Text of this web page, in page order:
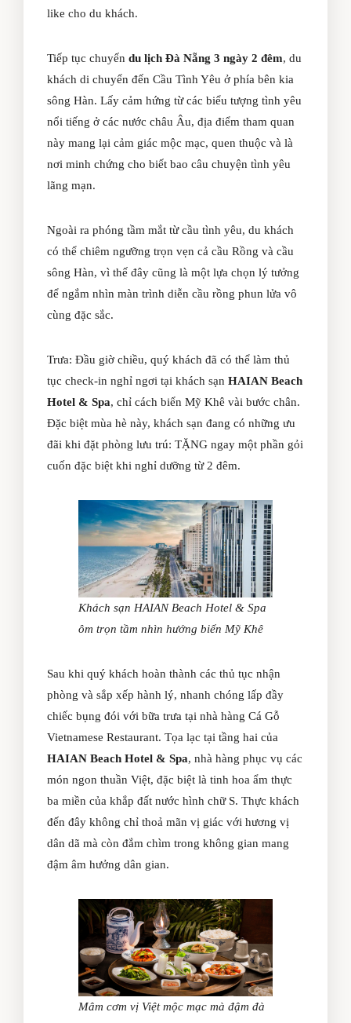
like cho du khách.
Tiếp tục chuyến du lịch Đà Nẵng 3 ngày 2 đêm, du
khách di chuyển đến Cầu Tình Yêu ở phía bên kia
sông Hàn. Lấy cảm hứng từ các biểu tượng tình yêu
nổi tiếng ở các nước châu Âu, địa điểm tham quan
này mang lại cảm giác mộc mạc, quen thuộc và là
nơi minh chứng cho biết bao câu chuyện tình yêu
lãng mạn.
Ngoài ra phóng tầm mắt từ cầu tình yêu, du khách
có thể chiêm ngưỡng trọn vẹn cả cầu Rồng và cầu
sông Hàn, vì thế đây cũng là một lựa chọn lý tưởng
để ngắm nhìn màn trình diễn cầu rồng phun lửa vô
cùng đặc sắc.
Trưa: Đầu giờ chiều, quý khách đã có thể làm thủ
tục check-in nghỉ ngơi tại khách sạn HAIAN Beach
Hotel & Spa, chỉ cách biển Mỹ Khê vài bước chân.
Đặc biệt mùa hè này, khách sạn đang có những ưu
đãi khi đặt phòng lưu trú: TẶNG ngay một phần gỏi
cuốn đặc biệt khi nghỉ dưỡng từ 2 đêm.
Khách sạn HAIAN Beach Hotel & Spa
ôm trọn tầm nhìn hướng biển Mỹ Khê
Sau khi quý khách hoàn thành các thủ tục nhận
phòng và sắp xếp hành lý, nhanh chóng lấp đầy
chiếc bụng đói với bữa trưa tại nhà hàng Cá Gỗ
Vietnamese Restaurant. Tọa lạc tại tầng hai của
HAIAN Beach Hotel & Spa, nhà hàng phục vụ các
món ngon thuần Việt, đặc biệt là tinh hoa ẩm thực
ba miền của khắp đất nước hình chữ S. Thực khách
đến đây không chỉ thoả mãn vị giác với hương vị
dân dã mà còn đắm chìm trong không gian mang
đậm âm hưởng dân gian.
Mâm cơm vị Việt mộc mạc mà đậm đà